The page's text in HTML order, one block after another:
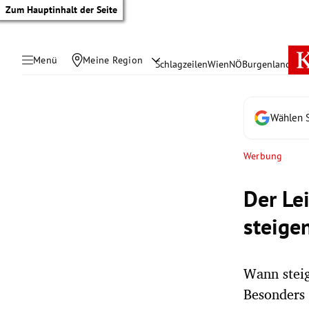
Zum Hauptinhalt der Seite
Menü Meine Region SchlagzeilenWienNÖBurgenland
Wählen
Werbung
Der
Wann